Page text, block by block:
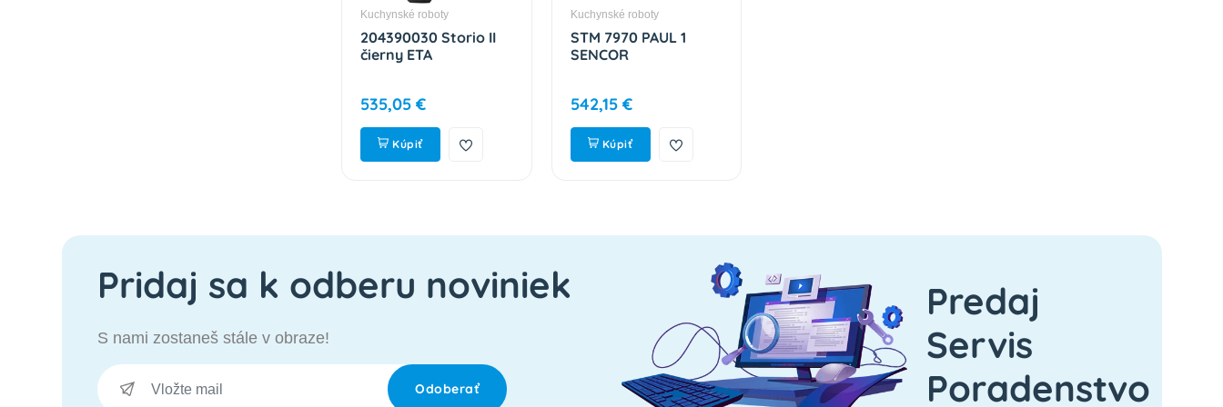
Kuchynské roboty
204390030 Storio II
čierny ETA
535,05 €
Kúpiť
Kuchynské roboty
STM 7970 PAUL 1
SENCOR
542,15 €
Kúpiť
Pridaj sa k odberu noviniek
S nami zostaneš stále v obraze!
Odoberať
Predaj
Servis
Poradenstvo